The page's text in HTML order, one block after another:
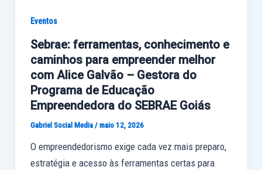
Eventos
Sebrae: ferramentas, conhecimento e
caminhos para empreender melhor
com Alice Galvão – Gestora do
Programa de Educação
Empreendedora do SEBRAE Goiás
Gabriel Social Media / maio 12, 2026
O empreendedorismo exige cada vez mais preparo,
estratégia e acesso às ferramentas certas para